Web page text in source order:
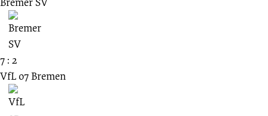
7 : 2
VfL 07 Bremen